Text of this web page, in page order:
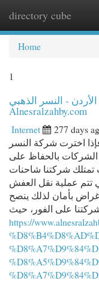
directory cube
Home
1
- النسر الذهبي -
Alnesralzahby.com
Internet 277 days
اخترت شركة النسر
الشركات بالحفاظ على
تمتلك شركتنا شاحنات
تتم عملية نقل العفش
بأمان لذلك ينصح
على الفور، حيث
https://